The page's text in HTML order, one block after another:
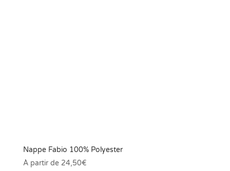
Nappe Fabio 100% Polyester
À partir de 24,50€